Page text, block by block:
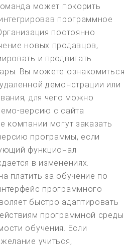
может покорить
программное
постоянно
новых продавцов,
и продвигать
Вы можете ознакомиться
демонстрации или
для чего можно
версию с сайта
компании могут заказать
программы, если
функционал
в изменениях.
платить за обучение по
программного
быстро адаптировать
программной среды
обучения. Если
учиться,